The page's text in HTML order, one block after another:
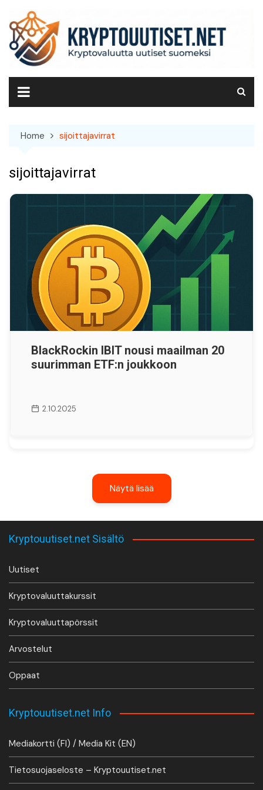
content
Home sijoittajavirrat
sijoittajavirrat
BlackRockin IBIT nousi maailman 20
suurimman ETF:n joukkoon
2.10.2025
Näytä lisää
Kryptouutiset.net Sisältö
Uutiset
Kryptovaluuttakurssit
Kryptovaluuttapörssit
Arvostelut
Oppaat
Kryptouutiset.net Info
Mediakortti (FI) / Media Kit (EN)
Tietosuojaseloste – Kryptouutiset.net